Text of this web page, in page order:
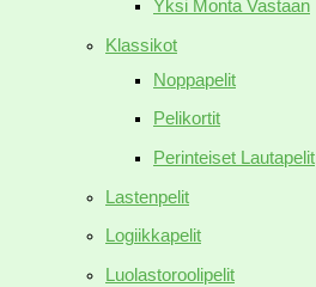
Yksi Monta Vastaan
Klassikot
Noppapelit
Pelikortit
Perinteiset Lautapelit
Lastenpelit
Logiikkapelit
Luolastoroolipelit